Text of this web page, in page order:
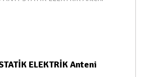
ELEKTRİK Anteni